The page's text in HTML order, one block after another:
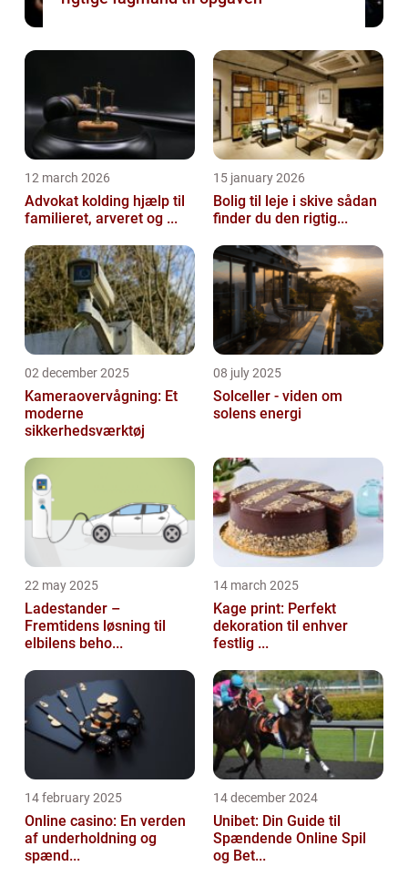
12 march 2026
Advokat kolding hjælp til
familieret, arveret og ...
15 january 2026
Bolig til leje i skive sådan
finder du den rigtig...
02 december 2025
Kameraovervågning: Et
moderne
sikkerhedsværktøj
08 july 2025
Solceller - viden om
solens energi
22 may 2025
Ladestander –
Fremtidens løsning til
elbilens beho...
14 march 2025
Kage print: Perfekt
dekoration til enhver
festlig ...
14 february 2025
Online casino: En verden
af underholdning og
spænd...
14 december 2024
Unibet: Din Guide til
Spændende Online Spil
og Bet...